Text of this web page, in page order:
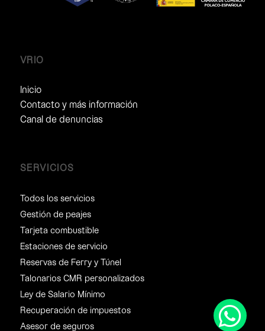
VRIO
Inicio
Contacto y más información
Canal de denuncias
SERVICIOS
Todos los servicios
Gestión de peajes
Tarjeta combustible
Estaciones de servicio
Reservas de Ferry y Túnel
Talonarios CMR personalizados
Ley de Salario Mínimo
Recuperación de impuestos
Asesor de seguros